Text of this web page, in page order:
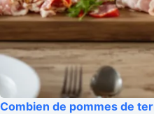
Combien de pommes de